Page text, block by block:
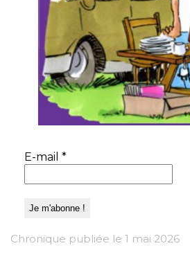
E-mail *
Chronique publiée le 1 mai 2026